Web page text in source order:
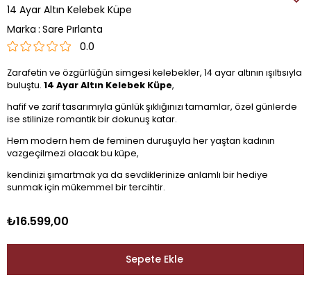
14 Ayar Altın Kelebek Küpe
Marka : Sare Pırlanta
0.0
Zarafetin ve özgürlüğün simgesi kelebekler, 14 ayar altının ışıltısıyla
buluştu. 14 Ayar Altın Kelebek Küpe,
hafif ve zarif tasarımıyla günlük şıklığınızı tamamlar, özel günlerde
ise stilinize romantik bir dokunuş katar.
Hem modern hem de feminen duruşuyla her yaştan kadının
vazgeçilmezi olacak bu küpe,
kendinizi şımartmak ya da sevdiklerinize anlamlı bir hediye
sunmak için mükemmel bir tercihtir.
₺16.599,00